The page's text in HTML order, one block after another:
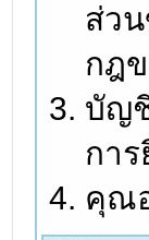
ส่ว
กฎ
บัญ
กา
คุณ